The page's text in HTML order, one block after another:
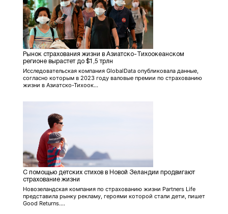
Рынок страхования жизни в Азиатско-Тихоокеанском
регионе вырастет до $1,5 трлн
Исследовательская компания GlobalData опубликовала данные,
согласно которым в 2023 году валовые премии по страхованию
жизни в Азиатско-Тихоок...
С помощью детских стихов в Новой Зеландии продвигают
страхование жизни
Новозеландская компания по страхованию жизни Partners Life
представила рынку рекламу, героями которой стали дети, пишет
Good Returns....